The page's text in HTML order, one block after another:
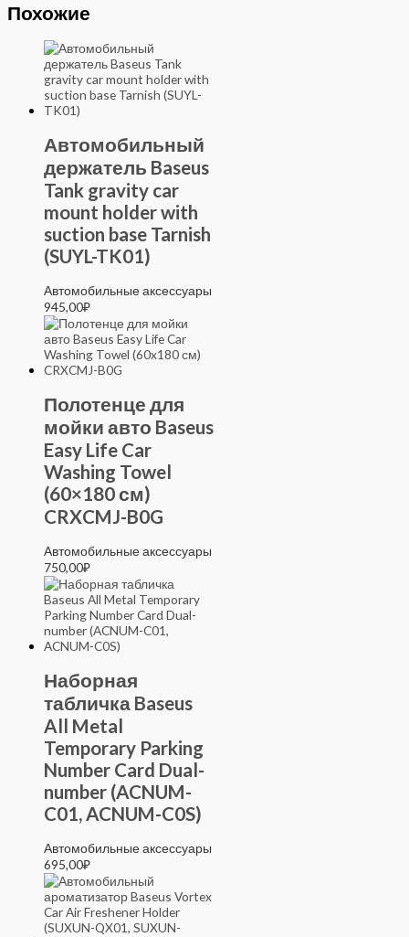
Похожие
Автомобильный
держатель Baseus
Tank gravity car
mount holder with
suction base Tarnish
(SUYL-TK01)
Автомобильные аксессуары
945,00₽
Полотенце для
мойки авто Baseus
Easy Life Car
Washing Towel
(60×180 см)
CRXCMJ-B0G
Автомобильные аксессуары
750,00₽
Наборная
табличка Baseus
All Metal
Temporary Parking
Number Card Dual-
number (ACNUM-
C01, ACNUM-C0S)
Автомобильные аксессуары
695,00₽